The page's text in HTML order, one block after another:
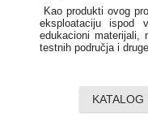
Kao produkti ovog
eksploataciju ispod
edukacioni materijali,
testnih područja i druge.
KATALOG